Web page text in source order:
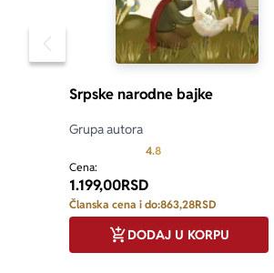
Pomeranje sadržaja slajdera u levo
Srpske narodne bajke
Grupa autora
4.8Prosecna ocena je 4.8
Cena:
1.199,00RSD
Članska cena i do:863,28RSD
DODAJ U KORPU